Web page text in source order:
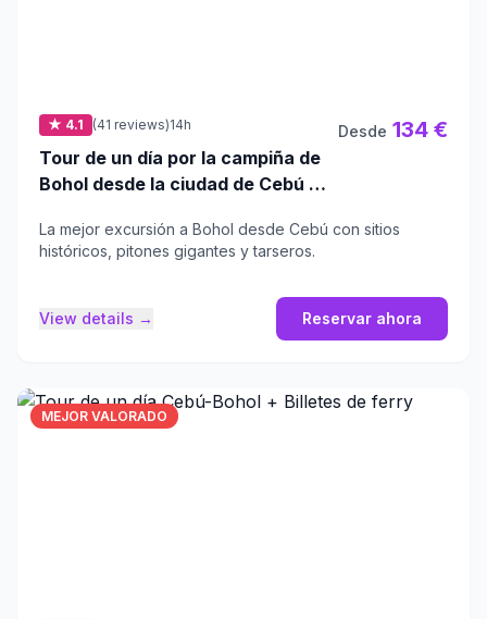
★ 4.1 (41 reviews)14h
Tour de un día por la campiña de
Bohol desde la ciudad de Cebú o
Desde 134 €
La mejor excursión a Bohol desde Cebú con sitios
históricos, pitones gigantes y tarseros.
View details → Reservar ahora
MEJOR VALORADO